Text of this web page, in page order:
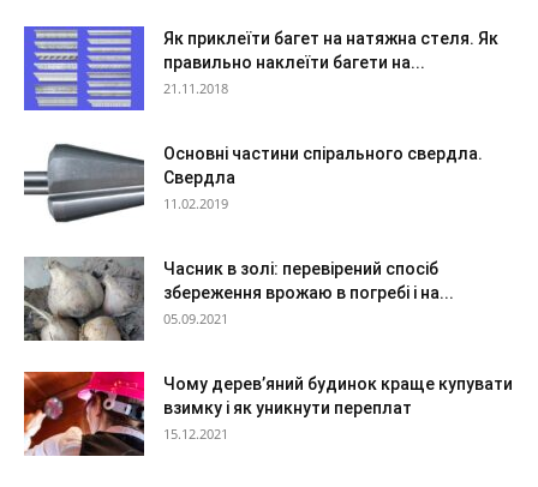
Як приклеїти багет на натяжна стеля. Як
правильно наклеїти багети на...
21.11.2018
Основні частини спірального свердла.
Свердла
11.02.2019
Часник в золі: перевірений спосіб
збереження врожаю в погребі і на...
05.09.2021
Чому дерев’яний будинок краще купувати
взимку і як уникнути переплат
15.12.2021